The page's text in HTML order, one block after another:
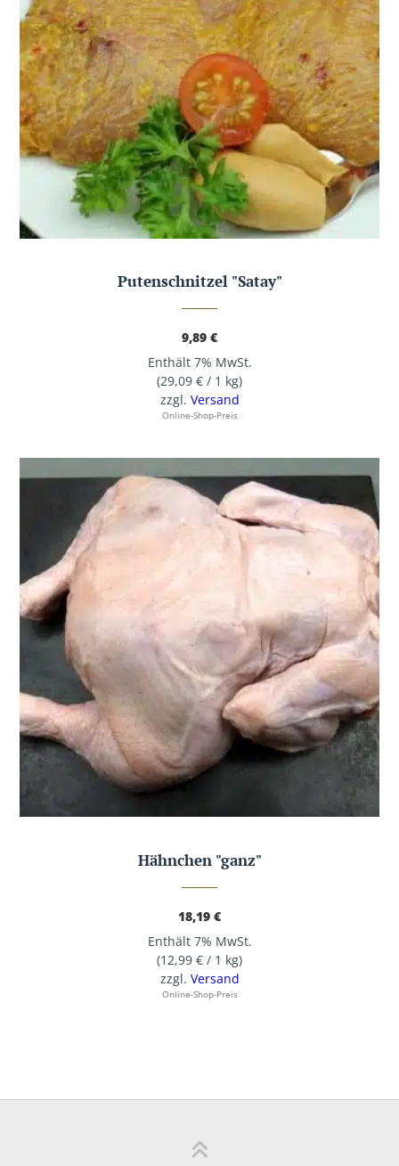
Putenschnitzel "Satay"
9,89 €
Enthält 7% MwSt.
(29,09 € / 1 kg)
zzgl. Versand
Online-Shop-Preis
Hähnchen "ganz"
18,19 €
Enthält 7% MwSt.
(12,99 € / 1 kg)
zzgl. Versand
Online-Shop-Preis